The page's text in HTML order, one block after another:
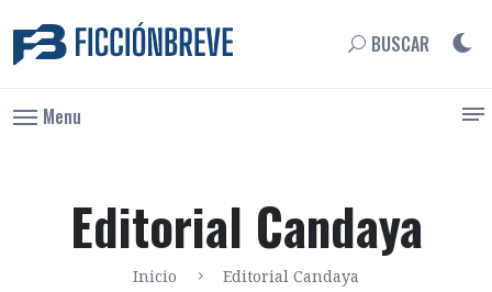
BUSCAR
Menu
Editorial Candaya
Inicio Editorial Candaya